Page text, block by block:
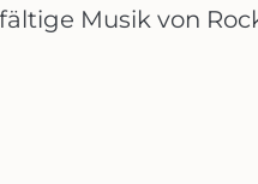
Musik von